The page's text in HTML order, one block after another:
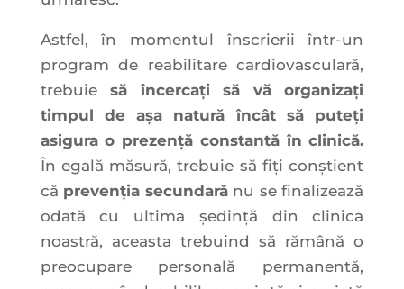
Astfel, în momentul înscrierii într-un
program de reabilitare cardiovasculară,
trebuiesă încercați să vă organizați
timpul de așa natură încât să puteți
asigura o prezență constantă în clinică.
În egală măsură, trebuie să fiți conștient
că prevenția secundarănu se finalizează
odată cu ultima ședință din clinica
noastră, aceasta trebuind să rămână o
preocupare personală permanentă,